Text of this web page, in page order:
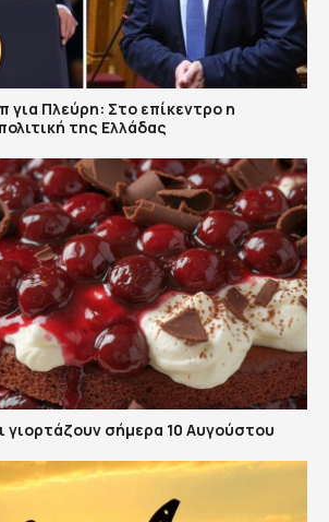
για Πλεύρη: Στο επίκεντρο η
της Ελλάδας
γιορτάζουν σήμερα 10 Αυγούστου